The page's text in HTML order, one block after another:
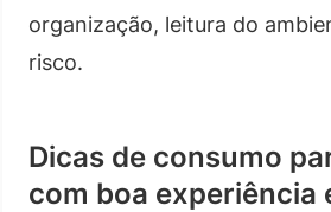
organização, leitura do
risco.
Dicas de consumo
com boa experiência